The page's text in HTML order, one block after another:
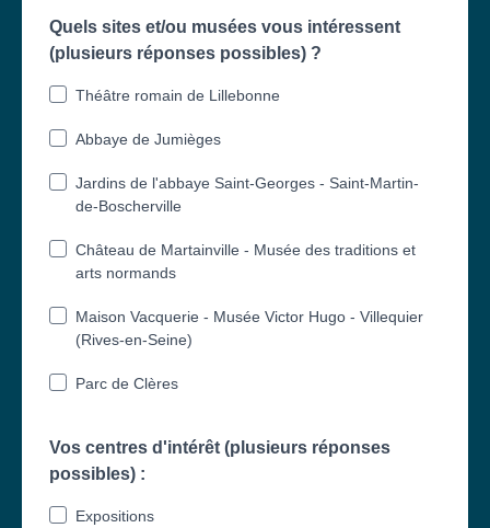
Quels sites et/ou musées vous intéressent
(plusieurs réponses possibles) ?
Théâtre romain de Lillebonne
Abbaye de Jumièges
Jardins de l'abbaye Saint-Georges - Saint-Martin-
de-Boscherville
Château de Martainville - Musée des traditions et
arts normands
Maison Vacquerie - Musée Victor Hugo - Villequier
(Rives-en-Seine)
Parc de Clères
Vos centres d'intérêt (plusieurs réponses
possibles) :
Expositions